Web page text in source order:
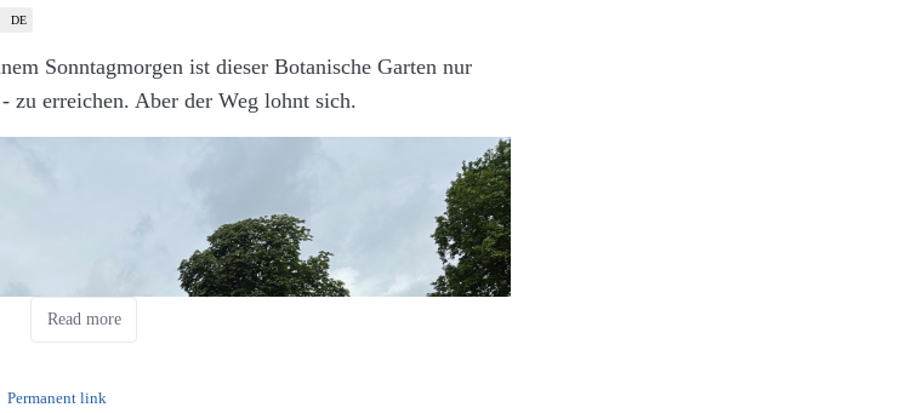
Käsebrot (Eigenes Werk. Lizenz: CC-BY-
DE
Sonntagmorgen ist dieser Botanische Garten nur
zu erreichen. Aber der Weg lohnt sich.
Read more
Permanent link